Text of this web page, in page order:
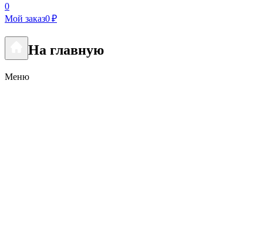
0
Мой заказ0 ₽
На главную
Меню